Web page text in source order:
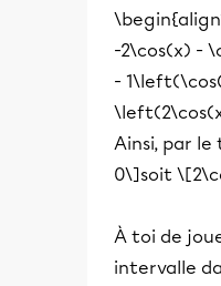
-2\cos(x) -
-
Ainsi, par
0\]soit
À toi de
intervalle